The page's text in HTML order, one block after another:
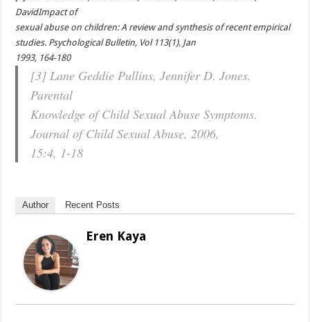
DavidImpact of
sexual abuse on children: A review and synthesis of recent empirical
studies. Psychological Bulletin, Vol 113(1), Jan
1993, 164-180
[3] Lane Geddie Pullins, Jennifer D. Jones.
Parental
Knowledge of Child Sexual Abuse Symptoms.
Journal of Child Sexual Abuse, 2006,
15:4, 1-18
Author Recent Posts
Eren Kaya